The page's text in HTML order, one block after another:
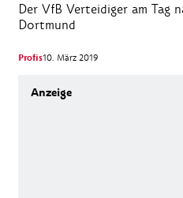
Der VfB Verteidiger am Tag
Dortmund
Profis10. März 2019